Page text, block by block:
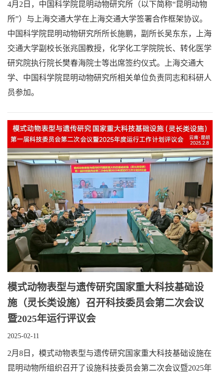
4月2日，中国科学院昆明动物研究所（以下简称“昆明动物
所”）与上海交通大学在上海交通大学签署合作框架协议。
中国科学院昆明动物研究所所长施鹏，副所长吴东东，上海
交通大学副校长张兆国教授，化学化工学院院长、转化医学
研究院执行院长樊春海院士等出席签约仪式。上海交通大
学、中国科学院昆明动物研究所相关单位负责同志和科研人
员参加。
模式动物表型与遗传研究国家重大科技基础设
施（灵长类设施）召开科技委员会第二次会议
暨2025年运行评议会
2025-02-11
2月8日，模式动物表型与遗传研究国家重大科技基础设施在
昆明动物所组织召开了设施科技委员会第二次会议暨2025年